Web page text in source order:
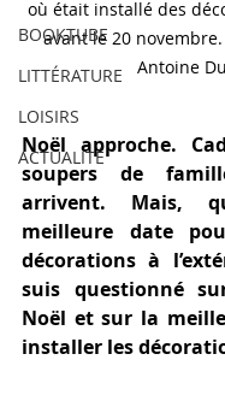
BOOKTUBE
LITTÉRATURE
LOISIRS
ACTUALITÉ
où était installé des
avant le 20
Antoine
Noël approche.
soupers de
arrivent. Mais,
meilleure date
décorations à
suis questionné
Noël et sur la
installer les